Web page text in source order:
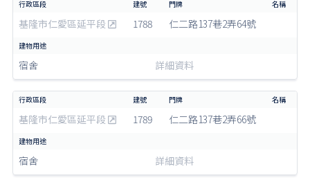
基隆市仁愛區延平段 1788 仁二路137巷2弄64號
宿舍 詳細資料
基隆市仁愛區延平段 1789 仁二路137巷2弄66號
宿舍 詳細資料